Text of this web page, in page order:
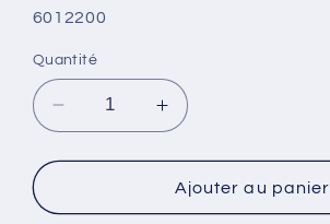
SKU:
6012200
Quantité
Réduire
la
quantité
Casserole
Augmenter
la
quantité
de
Casserole
Ajouter au panier